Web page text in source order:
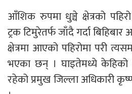
आँशिक रुपमा धुञ्चे क्षेत्रको
ट्रक टिमुरेतर्फ जाँदै गर्दा बिहिबार
क्षेत्रमा आएको पहिरोमा परी
भएका छन् । घाइतेमध्ये केहिको
रहेको प्रमुख जिल्ला अधिकारी